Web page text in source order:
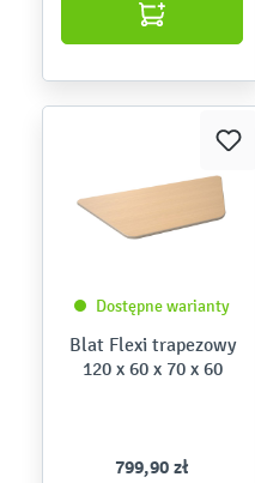
Dostępne warianty
Blat Flexi trapezowy
120 x 60 x 70 x 60
799,90 zł